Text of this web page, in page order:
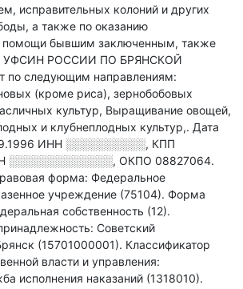
исправительных колоний и других
а также по оказанию
помощи бывшим заключенным, также
УФСИН РОССИИ ПО БРЯНСКОЙ
по следующим направлениям:
(кроме риса), зернобобовых
культур, Выращивание овощей,
и клубнеплодных культур,. Дата
ИНН ░░░░░░░░░░, КПП
░░░░░░░░░░░░░, ОКПО 08827064.
форма: Федеральное
учреждение (75104). Форма
собственность (12).
Советский
(15701000001). Классификатор
власти и управления:
исполнения наказаний (1318010).